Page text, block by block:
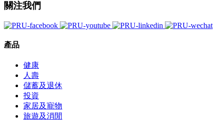
關注我們
產品
健康
人壽
儲蓄及退休
投資
家居及寵物
旅遊及消閒